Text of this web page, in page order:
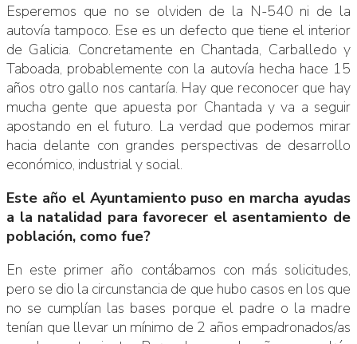
Esperemos que no se olviden de la N-540 ni de la
autovía tampoco. Ese es un defecto que tiene el interior
de Galicia. Concretamente en Chantada, Carballedo y
Taboada, probablemente con la autovía hecha hace 15
años otro gallo nos cantaría. Hay que reconocer que hay
mucha gente que apuesta por Chantada y va a seguir
apostando en el futuro. La verdad que podemos mirar
hacia delante con grandes perspectivas de desarrollo
económico, industrial y social.
Este año el Ayuntamiento puso en marcha ayudas
a la natalidad para favorecer el asentamiento de
población, como fue?
En este primer año contábamos con más solicitudes,
pero se dio la circunstancia de que hubo casos en los que
no se cumplían las bases porque el padre o la madre
tenían que llevar un mínimo de 2 años empadronados/as